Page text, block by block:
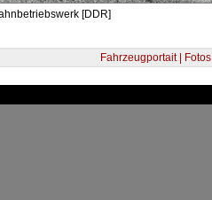
[DDR]
Fahrzeugportait | Fotos